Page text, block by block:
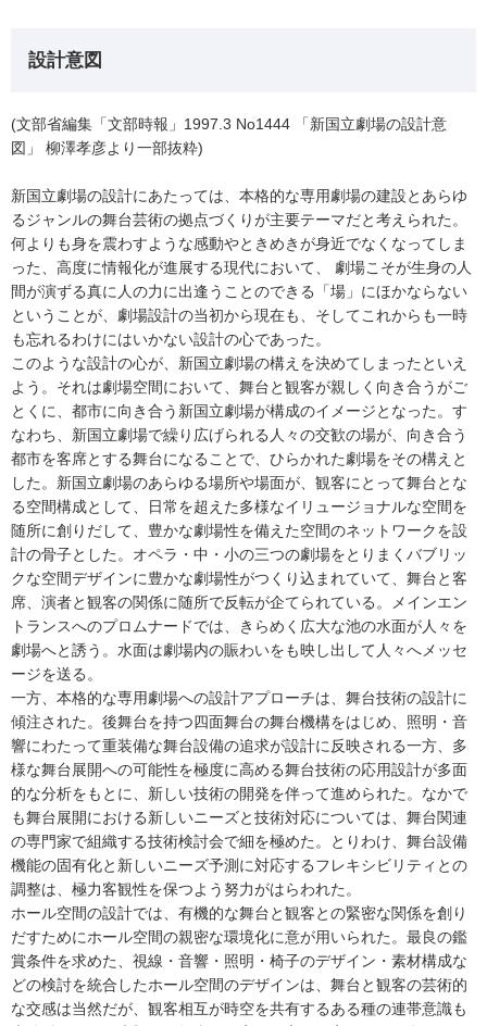
設計意図
(文部省編集「文部時報」1997.3 No1444 「新国立劇場の設計意
図」 柳澤孝彦より一部抜粋)
新国立劇場の設計にあたっては、本格的な専用劇場の建設とあらゆ
るジャンルの舞台芸術の拠点づくりが主要テーマだと考えられた。
何よりも身を震わすような感動やときめきが身近でなくなってしま
った、高度に情報化が進展する現代において、 劇場こそが生身の人
間が演ずる真に人の力に出逢うことのできる「場」にほかならない
ということが、劇場設計の当初から現在も、そしてこれからも一時
も忘れるわけにはいかない設計の心であった。
このような設計の心が、新国立劇場の構えを決めてしまったといえ
よう。それは劇場空間において、舞台と観客が親しく向き合うがご
とくに、都市に向き合う新国立劇場が構成のイメージとなった。す
なわち、新国立劇場で繰り広げられる人々の交歓の場が、向き合う
都市を客席とする舞台になることで、ひらかれた劇場をその構えと
した。新国立劇場のあらゆる場所や場面が、観客にとって舞台とな
る空間構成として、日常を超えた多様なイリュージョナルな空間を
随所に創りだして、豊かな劇場性を備えた空間のネットワークを設
計の骨子とした。オペラ・中・小の三つの劇場をとりまくバブリッ
クな空間デザインに豊かな劇場性がつくり込まれていて、舞台と客
席、演者と観客の関係に随所で反転が企てられている。メインエン
トランスへのプロムナードでは、きらめく広大な池の水面が人々を
劇場へと誘う。水面は劇場内の賑わいをも映し出して人々へメッセ
ージを送る。
一方、本格的な専用劇場への設計アプローチは、舞台技術の設計に
傾注された。後舞台を持つ四面舞台の舞台機構をはじめ、照明・音
響にわたって重装備な舞台設備の追求が設計に反映される一方、多
様な舞台展開への可能性を極度に高める舞台技術の応用設計が多面
的な分析をもとに、新しい技術の開発を伴って進められた。なかで
も舞台展開における新しいニーズと技術対応については、舞台関連
の専門家で組織する技術検討会で細を極めた。とりわけ、舞台設備
機能の固有化と新しいニーズ予測に対応するフレキシビリティとの
調整は、極力客観性を保つよう努力がはらわれた。
ホール空間の設計では、有機的な舞台と観客との緊密な関係を創り
だすためにホール空間の親密な環境化に意が用いられた。最良の鑑
賞条件を求めた、視線・音響・照明・椅子のデザイン・素材構成な
どの検討を統合したホール空間のデザインは、舞台と観客の芸術的
な交感は当然だが、観客相互が時空を共有するある種の連帯意識も